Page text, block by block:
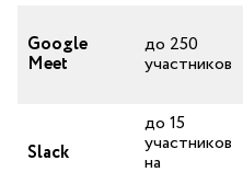
Google
Meet
до 250
участников
Slack
до 15
участников
на